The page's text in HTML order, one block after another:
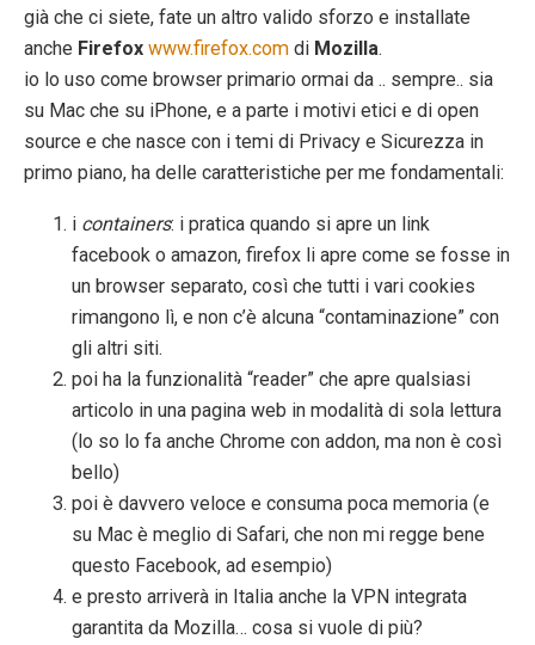
già che ci siete, fate un altro valido sforzo e installate
anche Firefox www.firefox.com di Mozilla.
io lo uso come browser primario ormai da .. sempre.. sia
su Mac che su iPhone, e a parte i motivi etici e di open
source e che nasce con i temi di Privacy e Sicurezza in
primo piano, ha delle caratteristiche per me fondamentali:
i containers: i pratica quando si apre un link
facebook o amazon, firefox li apre come se fosse in
un browser separato, così che tutti i vari cookies
rimangono lì, e non c’è alcuna “contaminazione” con
gli altri siti.
poi ha la funzionalità “reader” che apre qualsiasi
articolo in una pagina web in modalità di sola lettura
(lo so lo fa anche Chrome con addon, ma non è così
bello)
poi è davvero veloce e consuma poca memoria (e
su Mac è meglio di Safari, che non mi regge bene
questo Facebook, ad esempio)
e presto arriverà in Italia anche la VPN integrata
garantita da Mozilla… cosa si vuole di più?